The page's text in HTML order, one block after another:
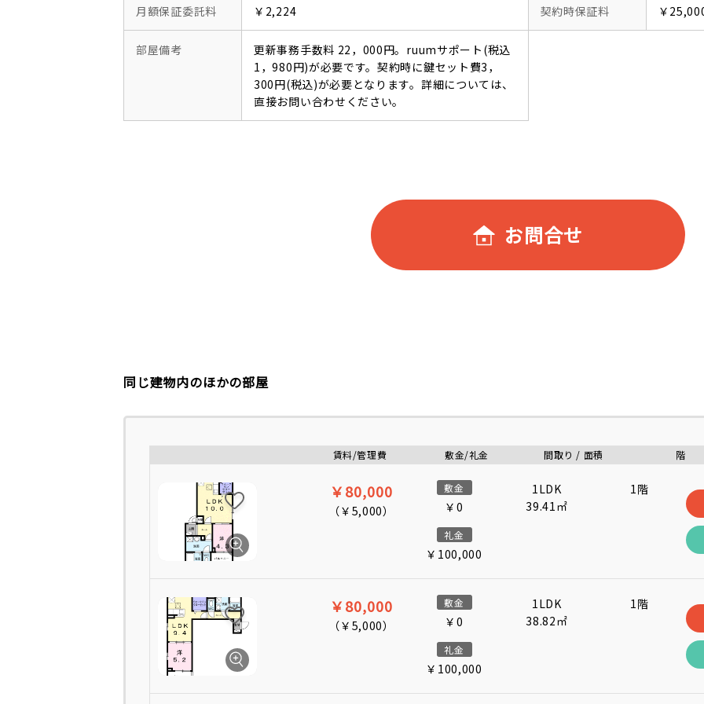
月額保証委託料 ￥2,224 契約時保証料 ￥
部屋備考
更新事務手数料 22，000円。ruumサポート(税込
1，980円)が必要です。契約時に鍵セット費3，
300円(税込)が必要となります。詳細については、
直接お問い合わせください。
お問合せ
同じ建物内のほかの部屋
賃料/管理費 敷金/礼金 間取り / 面積 階
￥80,000
（￥5,000）
敷金
￥0
礼金
￥100,000
1LDK
39.41㎡
1階
￥80,000
（￥5,000）
敷金
￥0
礼金
￥100,000
1LDK
38.82㎡
1階